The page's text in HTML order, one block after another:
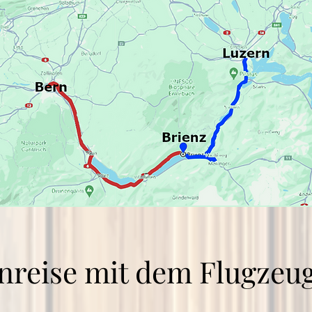
mit dem